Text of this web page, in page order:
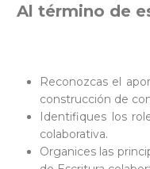
Al término de
Reconozcas el
construcción de
Identifiques los
colaborativa.
Organices las